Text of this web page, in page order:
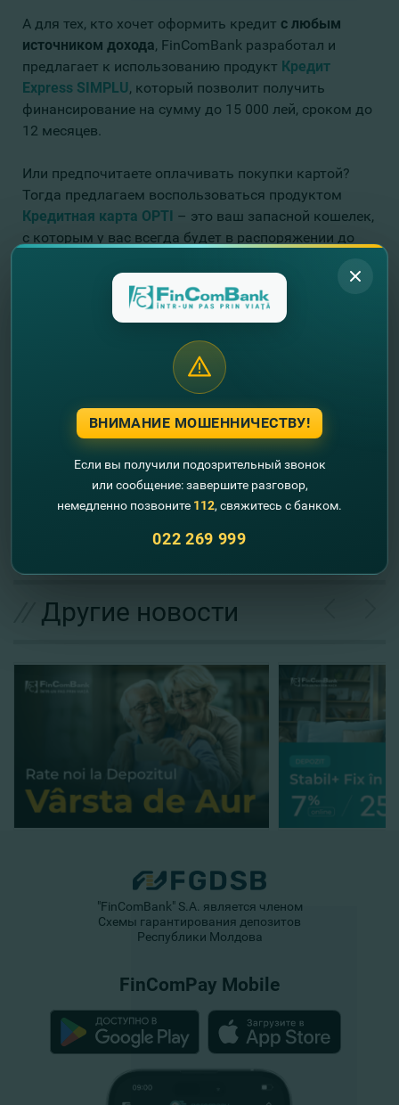
А для тех, кто хочет оформить кредит с любым
источником дохода, FinComBank разработал и
предлагает к использованию продукт Кредит
Express SIMPLU, который позволит получить
финансирование на сумму до 15 000 лей, сроком до
12 месяцев.
Или предпочитаете оплачивать покупки картой?
Тогда предлагаем воспользоваться продуктом
Кредитная карта OPTI – это ваш запасной кошелек,
с которым у вас всегда будет в распоряжении до
Не упустите возможность! Выберите подходящий
вашим нуждам кредит, и оформите его прямо
Для более подробной информации просим
позвонить нам по телефону:
.: (+373-22) 26-99-99
fincom@fincombank.com
www.fincombank.cоm
Другие новости
"FinComBank" S.A. является членом
Схемы гарантирования депозитов
Республики Молдова
FinComPay Mobile
ВНИМАНИЕ МОШЕННИЧЕСТВУ!
Если вы получили подозрительный звонок
или сообщение: завершите разговор,
немедленно позвоните 112, свяжитесь с банком.
022 269 999